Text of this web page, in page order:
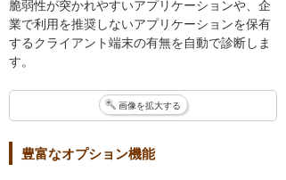
脆弱性が突かれやすいアプリケーションや、企
業で利用を推奨しないアプリケーションを保有
するクライアント端末の有無を自動で診断しま
す。
画像を拡大する
豊富なオプション機能